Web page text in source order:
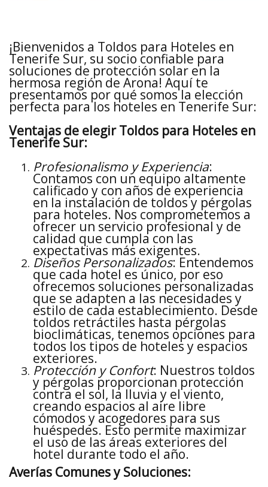
¡Bienvenidos a Toldos para Hoteles en
Tenerife Sur, su socio confiable para
soluciones de protección solar en la
hermosa región de Arona! Aquí te
presentamos por qué somos la elección
perfecta para los hoteles en Tenerife Sur:
Ventajas de elegir Toldos para Hoteles en
Tenerife Sur:
Profesionalismo y Experiencia:
Contamos con un equipo altamente
calificado y con años de experiencia
en la instalación de toldos y pérgolas
para hoteles. Nos comprometemos a
ofrecer un servicio profesional y de
calidad que cumpla con las
expectativas más exigentes.
Diseños Personalizados: Entendemos
que cada hotel es único, por eso
ofrecemos soluciones personalizadas
que se adapten a las necesidades y
estilo de cada establecimiento. Desde
toldos retráctiles hasta pérgolas
bioclimáticas, tenemos opciones para
todos los tipos de hoteles y espacios
exteriores.
Protección y Confort: Nuestros toldos
y pérgolas proporcionan protección
contra el sol, la lluvia y el viento,
creando espacios al aire libre
cómodos y acogedores para sus
huéspedes. Esto permite maximizar
el uso de las áreas exteriores del
hotel durante todo el año.
Averías Comunes y Soluciones: